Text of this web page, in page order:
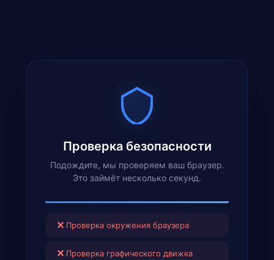
Проверка безопасности
Подождите, мы проверяем ваш браузер.
Это займёт несколько секунд.
✕ Проверка окружения браузера
✕ Проверка графического движка